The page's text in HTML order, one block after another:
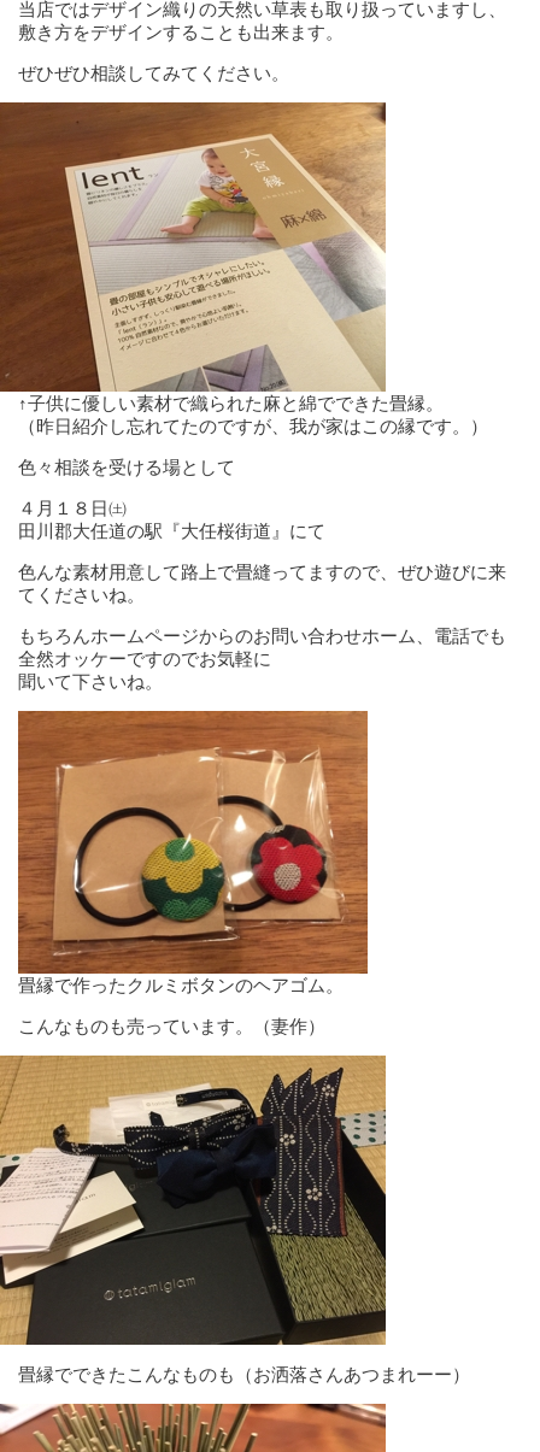
当店ではデザイン織りの天然い草表も取り扱っていますし、
敷き方をデザインすることも出来ます。
ぜひぜひ相談してみてください。
↑子供に優しい素材で織られた麻と綿でできた畳縁。
（昨日紹介し忘れてたのですが、我が家はこの縁です。）
色々相談を受ける場として
４月１８日㈯
田川郡大任道の駅『大任桜街道』にて
色んな素材用意して路上で畳縫ってますので、ぜひ遊びに来
てくださいね。
もちろんホームページからのお問い合わせホーム、電話でも
全然オッケーですのでお気軽に
聞いて下さいね。
畳縁で作ったクルミボタンのヘアゴム。
こんなものも売っています。（妻作）
畳縁でできたこんなものも（お洒落さんあつまれーー）